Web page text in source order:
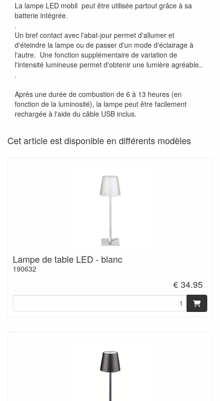
La lampe LED mobil peut être utilisée partout grâce à sa
batterie intégrée.
.
Un bref contact avec l'abat-jour permet d'allumer et
d'éteindre la lampe ou de passer d'un mode d'éclairage à
l'autre. Une fonction supplémentaire de variation de
l'intensité lumineuse permet d'obtenir une lumière agréable..
.
Après une durée de combustion de 6 à 13 heures (en
fonction de la luminosité), la lampe peut être facilement
rechargée à l'aide du câble USB inclus.
Cet article est disponible en différents modèles
Lampe de table LED - blanc
190632
€ 34.95